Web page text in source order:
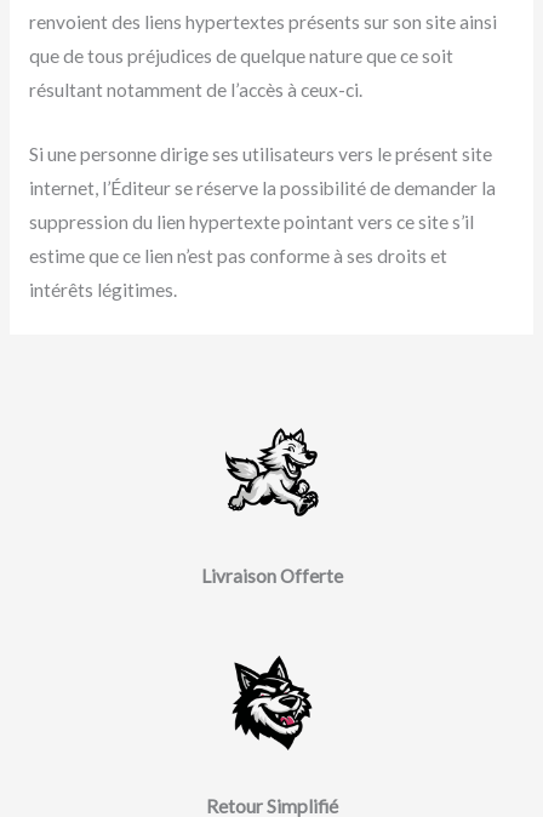
renvoient des liens hypertextes présents sur son site ainsi
que de tous préjudices de quelque nature que ce soit
résultant notamment de l’accès à ceux-ci.
Si une personne dirige ses utilisateurs vers le présent site
internet, l’Éditeur se réserve la possibilité de demander la
suppression du lien hypertexte pointant vers ce site s’il
estime que ce lien n’est pas conforme à ses droits et
intérêts légitimes.
Livraison Offerte
Retour Simplifié